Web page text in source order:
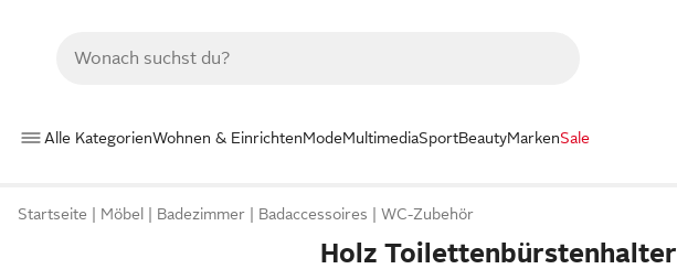
Alle KategorienWohnen & EinrichtenModeMultimediaSportBeautyMarkenSale
Startseite Möbel Badezimmer Badaccessoires WC-Zubehör
Holz Toilettenbürstenhalter